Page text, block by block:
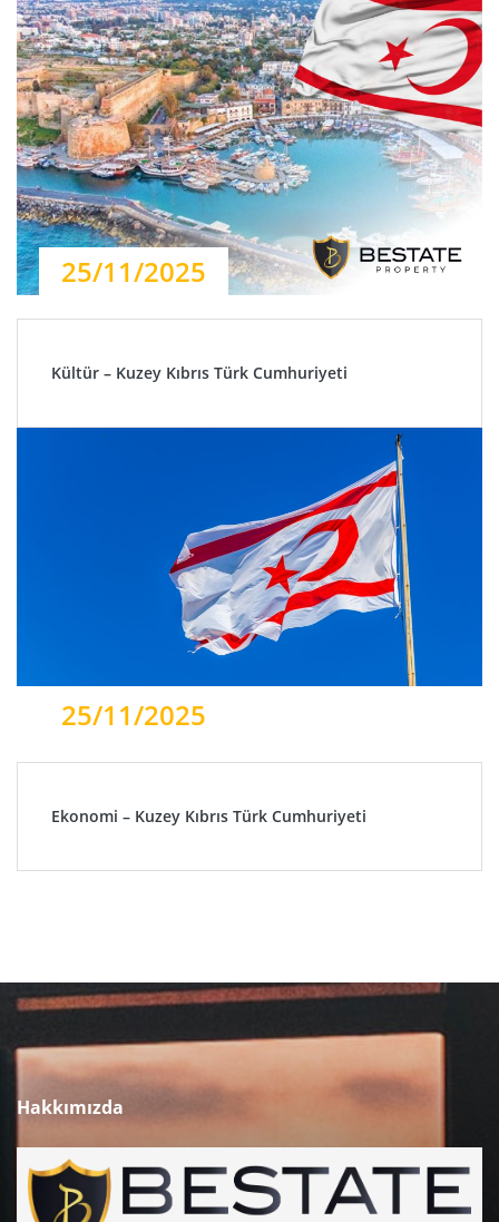
25/11/2025
Kültür – Kuzey Kıbrıs Türk Cumhuriyeti
25/11/2025
Ekonomi – Kuzey Kıbrıs Türk Cumhuriyeti
Hakkımızda